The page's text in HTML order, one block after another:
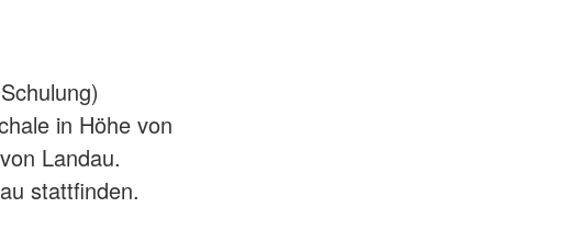
in Höhe von
Landau.
stattfinden.